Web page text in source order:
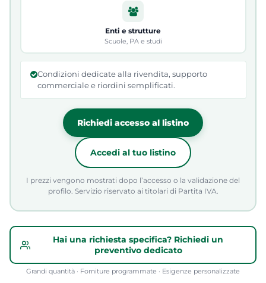
Enti e strutture
Scuole, PA e studi
Condizioni dedicate alla rivendita, supporto
commerciale e riordini semplificati.
Richiedi accesso al listino
Accedi al tuo listino
I prezzi vengono mostrati dopo l’accesso o la validazione del
profilo. Servizio riservato ai titolari di Partita IVA.
Hai una richiesta specifica? Richiedi un
preventivo dedicato
Grandi quantità · Forniture programmate · Esigenze personalizzate